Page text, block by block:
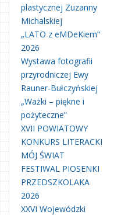
plastycznej Zuzanny
Michalskiej
„LATO z eMDeKiem”
2026
Wystawa fotografii
przyrodniczej Ewy
Rauner-Bułczyńskiej
„Ważki – piękne i
pożyteczne”
XVII POWIATOWY
KONKURS LITERACKI
MÓJ ŚWIAT
FESTIWAL PIOSENKI
PRZEDSZKOLAKA
2026
XXVI Wojewódzki